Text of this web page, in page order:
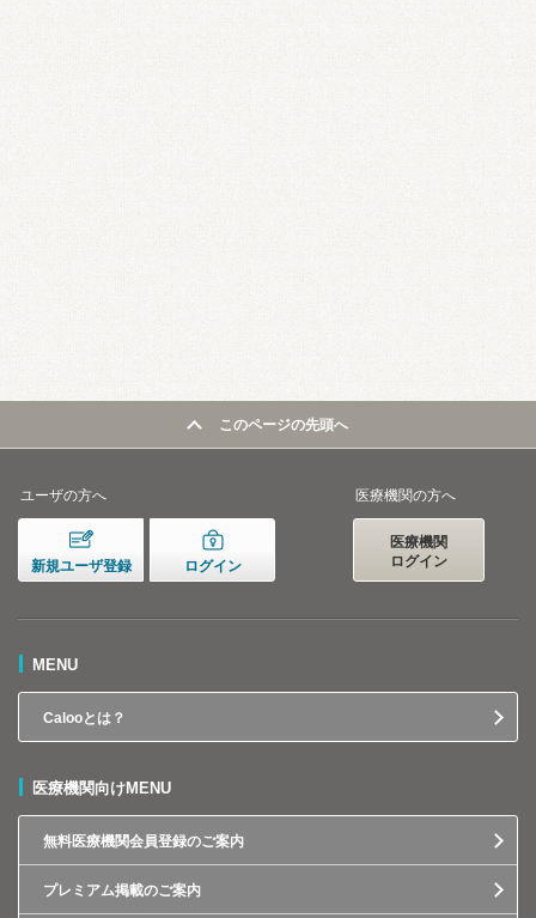
このページの先頭へ
ユーザの方へ
新規ユーザ登録 ログイン
医療機関の方へ
医療機関
ログイン
MENU
Calooとは？
医療機関向けMENU
無料医療機関会員登録のご案内
プレミアム掲載のご案内